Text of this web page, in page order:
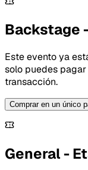
Backstage
Este evento ya
solo puedes
transacción.
Comprar en un único
General -